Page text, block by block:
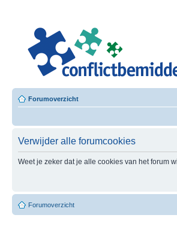
Forumoverzicht
Verwijder alle forumcookies
Weet je zeker dat je alle cookies van het forum
Forumoverzicht